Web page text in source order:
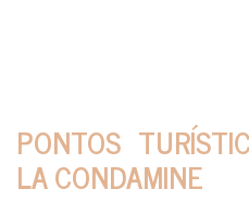
PONTOS
LA CONDAMINE